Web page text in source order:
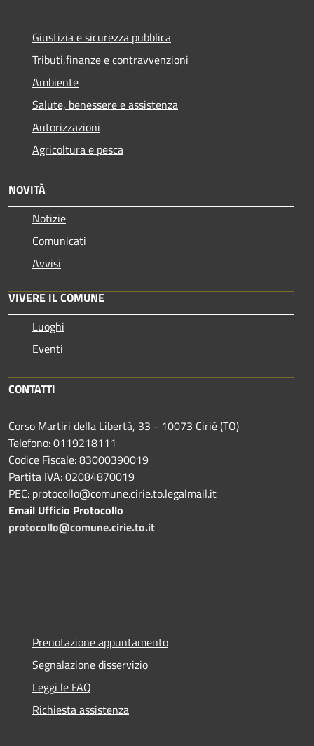
Giustizia e sicurezza pubblica
Tributi,finanze e contravvenzioni
Ambiente
Salute, benessere e assistenza
Autorizzazioni
Agricoltura e pesca
NOVITÀ
Notizie
Comunicati
Avvisi
VIVERE IL COMUNE
Luoghi
Eventi
CONTATTI
Corso Martiri della Libertà, 33 - 10073 Cirié (TO)
Telefono: 0119218111
Codice Fiscale: 83000390019
Partita IVA: 02084870019
PEC: protocollo@comune.cirie.to.legalmail.it
Email Ufficio Protocollo
protocollo@comune.cirie.to.it
Prenotazione appuntamento
Segnalazione disservizio
Leggi le FAQ
Richiesta assistenza